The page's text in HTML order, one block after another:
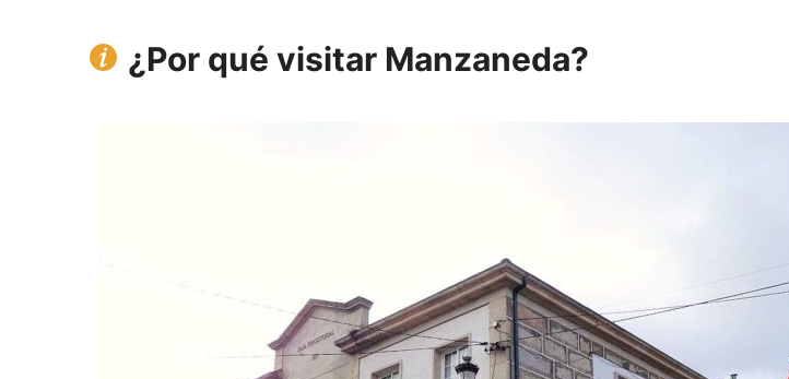
¿Por qué visitar Manzaneda?